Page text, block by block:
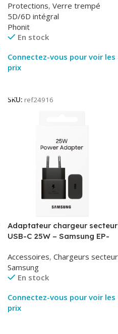
Protections, Verre trempé
5D/6D intégral
Phonit
En stock
Connectez-vous pour voir les
prix
SKU: ref24916
Adaptateur chargeur secteur
USB-C 25W – Samsung EP-
Packaging Original
Accessoires, Chargeurs secteur
Samsung
En stock
Connectez-vous pour voir les
prix